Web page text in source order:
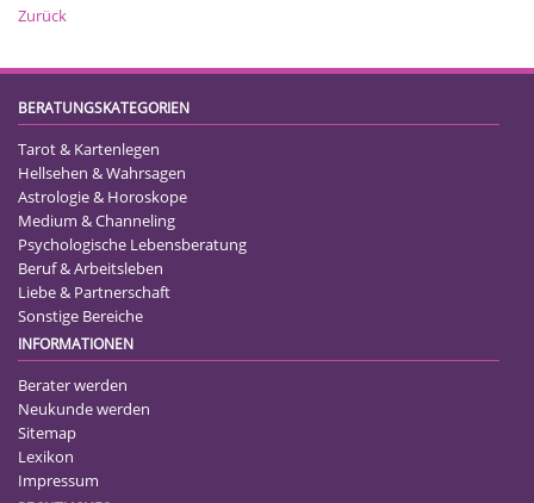
Zurück
BERATUNGSKATEGORIEN
Tarot & Kartenlegen
Hellsehen & Wahrsagen
Astrologie & Horoskope
Medium & Channeling
Psychologische Lebensberatung
Beruf & Arbeitsleben
Liebe & Partnerschaft
Sonstige Bereiche
INFORMATIONEN
Berater werden
Neukunde werden
Sitemap
Lexikon
Impressum